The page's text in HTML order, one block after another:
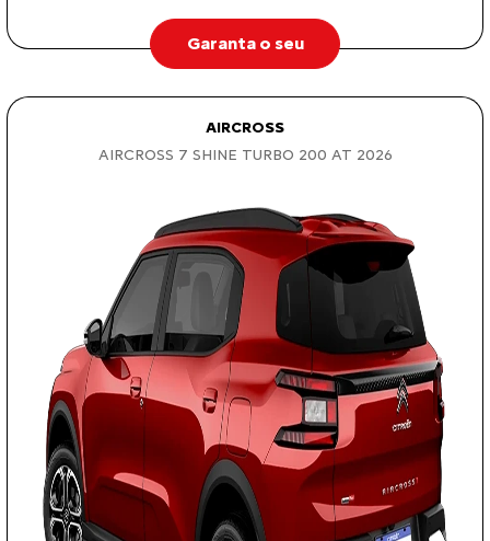
Garanta o seu
AIRCROSS
AIRCROSS 7 SHINE TURBO 200 AT 2026